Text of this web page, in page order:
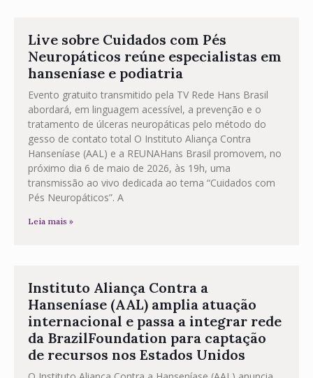
Live sobre Cuidados com Pés
Neuropáticos reúne especialistas em
hanseníase e podiatria
Evento gratuito transmitido pela TV Rede Hans Brasil
abordará, em linguagem acessível, a prevenção e o
tratamento de úlceras neuropáticas pelo método do
gesso de contato total O Instituto Aliança Contra
Hanseníase (AAL) e a REUNAHans Brasil promovem, no
próximo dia 6 de maio de 2026, às 19h, uma
transmissão ao vivo dedicada ao tema “Cuidados com
Pés Neuropáticos”. A
Leia mais »
Instituto Aliança Contra a
Hanseníase (AAL) amplia atuação
internacional e passa a integrar rede
da BrazilFoundation para captação
de recursos nos Estados Unidos